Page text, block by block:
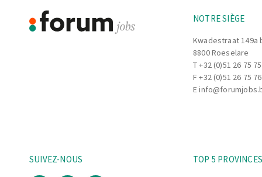
NOTRE SIÈGE
Kwadestraat 149a
8800 Roeselare
T+32 (0)51 26 75 75
F +32 (0)51 26 75 76
E
TOP 5 PROVINCES
SUIVEZ-NOUS